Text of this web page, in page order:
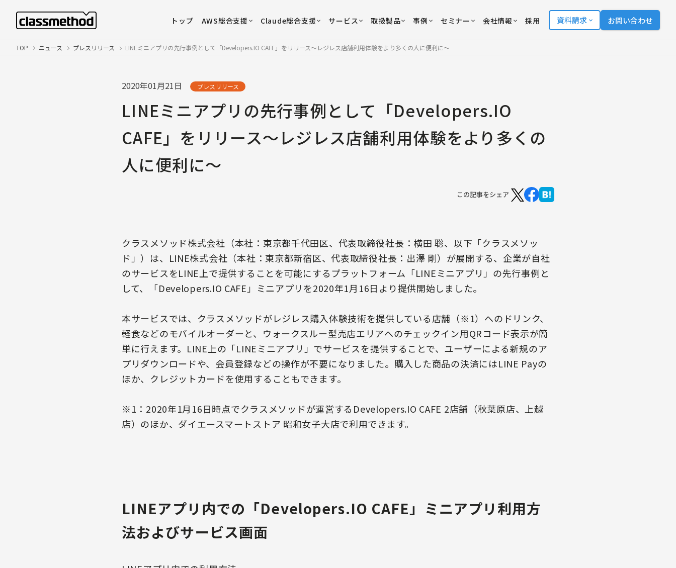
トップ AWS総合支援 Claude総合支援 サービス 取扱製品 事例 セミナー 会社情報 採用 資料請求 お問い合わせ
TOP ニュース プレスリリース LINEミニアプリの先行事例として「Developers.IO CAFE」をリリース〜レジレス店舗利用体験をより多くの人に便利に〜
2020年01月21日 プレスリリース
LINEミニアプリの先行事例として「Developers.IO
CAFE」をリリース〜レジレス店舗利用体験をより多くの
人に便利に〜
この記事をシェア
クラスメソッド株式会社（本社：東京都千代田区、代表取締役社長：横田 聡、以下「クラスメソッ
ド」）は、LINE株式会社（本社：東京都新宿区、代表取締役社長：出澤 剛）が展開する、企業が自社
のサービスをLINE上で提供することを可能にするプラットフォーム「LINEミニアプリ」の先行事例と
して、「Developers.IO CAFE」ミニアプリを2020年1月16日より提供開始しました。
本サービスでは、クラスメソッドがレジレス購入体験技術を提供している店舗（※1）へのドリンク、
軽食などのモバイルオーダーと、ウォークスルー型売店エリアへのチェックイン用QRコード表示が簡
単に行えます。LINE上の「LINEミニアプリ」でサービスを提供することで、ユーザーによる新規のア
プリダウンロードや、会員登録などの操作が不要になりました。購入した商品の決済にはLINE Payの
ほか、クレジットカードを使用することもできます。
※1：2020年1月16日時点でクラスメソッドが運営するDevelopers.IO CAFE 2店舗（秋葉原店、上越
店）のほか、ダイエースマートストア 昭和女子大店で利用できます。
LINEアプリ内での「Developers.IO CAFE」ミニアプリ利用方
法およびサービス画面